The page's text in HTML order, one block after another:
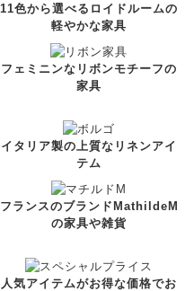
11色から選べるロイドルームの
軽やかな家具
フェミニンなリボンモチーフの
家具
イタリア製の上質なリネンアイ
テム
フランスのブランドMathildeM
の家具や雑貨
人気アイテムがお得な価格でお